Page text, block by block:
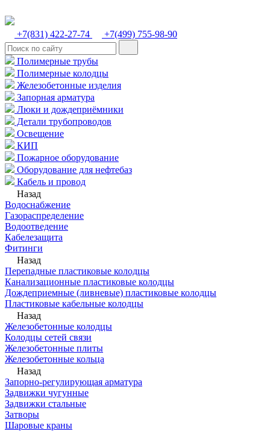
+7(831) 422-27-74 +7(499) 755-98-90
Полимерные трубы
Полимерные колодцы
Железобетонные изделия
Запорная арматура
Люки и дождеприёмники
Детали трубопроводов
Освещение
КИП
Пожарное оборудование
Оборудование для нефтебаз
Кабель и провод
Назад
Водоснабжение
Газораспределение
Водоотведение
Кабелезащита
Фитинги
Назад
Перепадные пластиковые колодцы
Канализационные пластиковые колодцы
Дождеприемные (ливневые) пластиковые колодцы
Пластиковые кабельные колодцы
Назад
Железобетонные колодцы
Колодцы сетей связи
Железобетонные плиты
Железобетонные кольца
Назад
Запорно-регулирующая арматура
Задвижки чугунные
Задвижки стальные
Затворы
Шаровые краны